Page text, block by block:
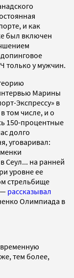
и как
был включен
только у мужчин.
Марины
Экспрессу» в
том числе, и о
150-процентные
долго
уговаривал:
Сеул... на ранней
уровне ее
стрельбище
— рассказывал
Олимпиада в
тем более,